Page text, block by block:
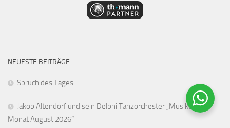
NEUESTE BEITRÄGE
Spruch des Tages
Jakob Altendorf und sein Delphi Tanzorchester „Musiker des
Monat August 2026“